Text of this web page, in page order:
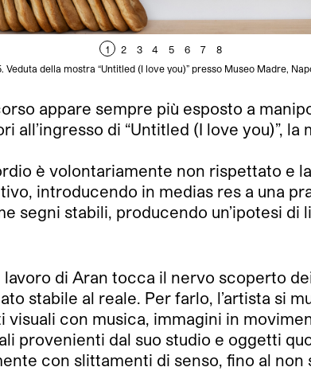
1 2 3 4 5 6 7
8
Veduta della mostra “Untitled (I love you)” presso Museo Madre,
appare sempre più esposto a
di “Untitled (I love you)”,
è volontariamente non rispettato e
introducendo in medias res a una
segni stabili, producendo un’ipotesi
di Aran tocca il nervo scoperto
stabile al reale. Per farlo, l’artista si
con musica, immagini in
provenienti dal suo studio e oggetti
con slittamenti di senso, fino al non